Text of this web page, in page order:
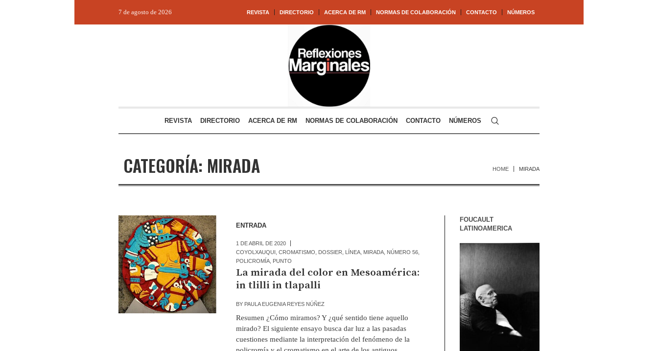
REVISTA DIRECTORIO ACERCA DE RM NORMAS DE COLABORACIÓN CONTACTO NÚMEROS
7 de agosto de 2026
REVISTA DIRECTORIO ACERCA DE RM NORMAS DE COLABORACIÓN CONTACTO NÚMEROS
CATEGORÍA: MIRADA HOME MIRADA
ENTRADA
1 DE ABRIL DE 2020
COYOLXAUQUI CROMATISMO DOSSIER LÍNEA, MIRADA, NÚMERO 56,
POLICROMÍA, PUNTO
La mirada del color en Mesoamérica:
in tlilli in tlapalli
BY PAULA EUGENIA REYES NÚÑEZ
Resumen ¿Cómo miramos? Y ¿qué sentido tiene aquello
mirado? El siguiente ensayo busca dar luz a las pasadas
cuestiones mediante la interpretación del fenómeno de la
FOUCAULT
LATINOAMERICA